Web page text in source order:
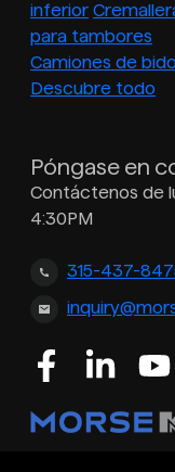
inferior
para tambores
Camiones de
Descubre todo
Póngase en
Contáctenos de
4:30PM
315-437-